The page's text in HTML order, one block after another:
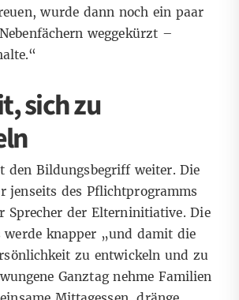
wurde dann noch ein paar
weggekürzt –
sich zu
den Bildungsbegriff weiter. Die
jenseits des Pflichtprogramms
Sprecher der Elterninitiative. Die
werde knapper „und damit die
zu entwickeln und zu
Ganztag nehme Familien